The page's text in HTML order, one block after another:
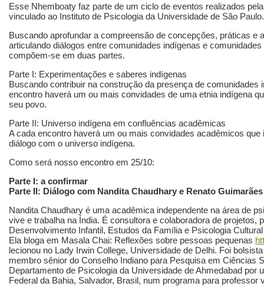
Esse Nhemboaty faz parte de um ciclo de eventos realizados
vinculado ao Instituto de Psicologia da Universidade de São
Buscando aprofundar a compreensão de concepções, práticas e
articulando diálogos entre comunidades indígenas e
compõem-se em duas partes.
Parte I: Experimentações e saberes indígenas
Buscando contribuir na construção da presença de comunidades
encontro haverá um ou mais convidades de uma etnia indígena
seu povo.
Parte II: Universo indígena em confluências acadêmicas
A cada encontro haverá um ou mais convidades acadêmicos
diálogo com o universo indígena.
Como será nosso encontro em 25/10:
Parte I: a confirmar
Parte II: Diálogo com Nandita Chaudhary e Renato Guimarães
Nandita Chaudhary é uma acadêmica independente na área de
vive e trabalha na Índia. É consultora e colaboradora de projetos,
Desenvolvimento Infantil, Estudos da Família e Psicologia
Ela bloga em Masala Chai: Reflexões sobre pessoas pequenas
lecionou no Lady Irwin College, Universidade de Delhi. Foi
membro sênior do Conselho Indiano para Pesquisa em Ciências
Departamento de Psicologia da Universidade de Ahmedabad por
Federal da Bahia, Salvador, Brasil, num programa para professor